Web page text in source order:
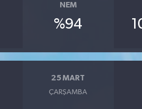
NEM
%94
25 MART
ÇARŞAMBA